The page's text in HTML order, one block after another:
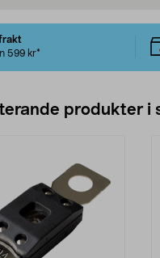
599 kr*
produkter i